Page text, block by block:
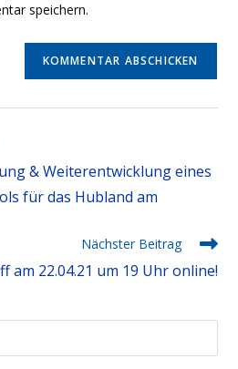
speichern.
& Weiterentwicklung eines
für das Hubland am
Nächster Beitrag
am 22.04.21 um 19 Uhr online!